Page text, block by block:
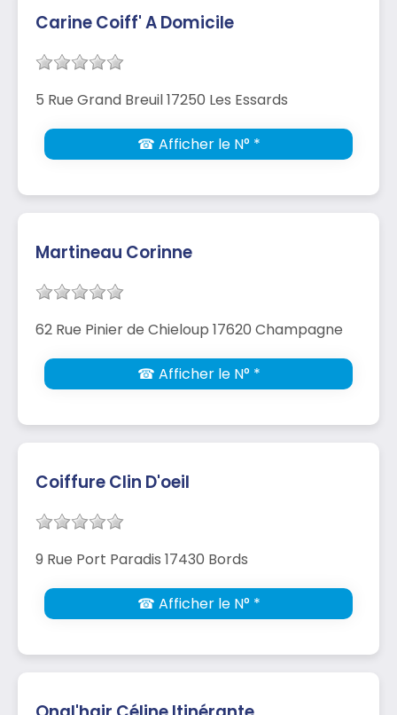
Carine Coiff' A Domicile
5 Rue Grand Breuil 17250 Les Essards
☎ Afficher le N° *
Martineau Corinne
62 Rue Pinier de Chieloup 17620 Champagne
☎ Afficher le N° *
Coiffure Clin D'oeil
9 Rue Port Paradis 17430 Bords
☎ Afficher le N° *